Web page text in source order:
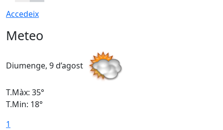
Accedeix
Meteo
Diumenge, 9 d’agost
T.Màx: 35°
T.Min: 18°
1